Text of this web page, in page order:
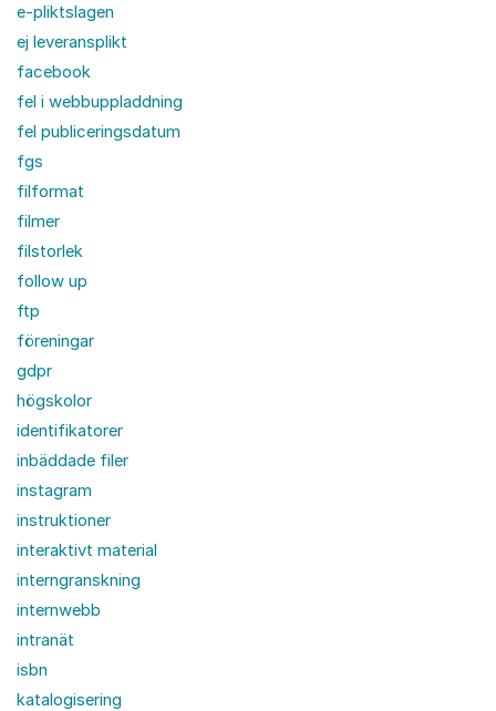
e-pliktslagen
ej leveransplikt
facebook
fel i webbuppladdning
fel publiceringsdatum
fgs
filformat
filmer
filstorlek
follow up
ftp
föreningar
gdpr
högskolor
identifikatorer
inbäddade filer
instagram
instruktioner
interaktivt material
interngranskning
internwebb
intranät
isbn
katalogisering